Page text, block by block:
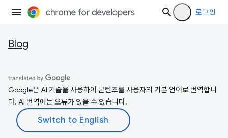
로그인
Blog
Google은 AI 기술을 사용하여 콘텐츠를 사용자의 기본 언어로 번역합니
다. AI 번역에는 오류가 있을 수 있습니다.